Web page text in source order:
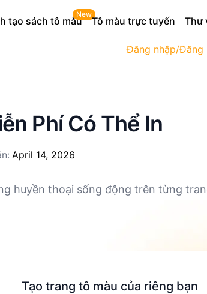
Đăng nhập/Đăng
tạo sách tô màu
New
Tô màu trực tuyến Thư
Phí Có Thể In
April 14, 2026
huyền thoại sống động trên từng
thích sự sáng tạo và niềm vui. Hãy
trên khắp nơi.
Tạo trang tô màu của riêng bạn